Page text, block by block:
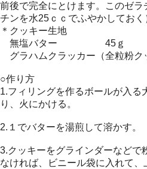
前後で完全にとけます。このゼ
チンを水25ｃｃでふやかしておく
＊クッキー生地
無塩バター 45ｇ
グラハムクラッカー（全粒
○作り方
1.フィリングを作るボールが入る
り、火にかける。
2.１でバターを湯煎して溶かす。
3.クッキーをグラインダーなどで
なければ、ビニール袋に入れて、